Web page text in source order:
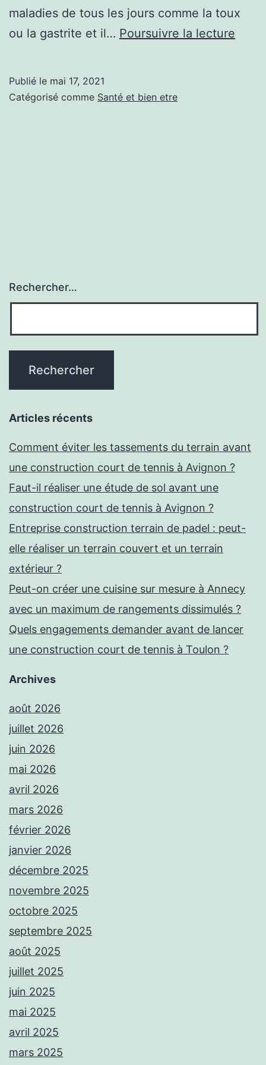
maladies de tous les jours comme la toux
ou la gastrite et il… Poursuivre la lecture
Publié le mai 17, 2021
Catégorisé comme Santé et bien etre
Rechercher…
Articles récents
Comment éviter les tassements du terrain avant
une construction court de tennis à Avignon ?
Faut-il réaliser une étude de sol avant une
construction court de tennis à Avignon ?
Entreprise construction terrain de padel : peut-
elle réaliser un terrain couvert et un terrain
extérieur ?
Peut-on créer une cuisine sur mesure à Annecy
avec un maximum de rangements dissimulés ?
Quels engagements demander avant de lancer
une construction court de tennis à Toulon ?
Archives
août 2026
juillet 2026
juin 2026
mai 2026
avril 2026
mars 2026
février 2026
janvier 2026
décembre 2025
novembre 2025
octobre 2025
septembre 2025
août 2025
juillet 2025
juin 2025
mai 2025
avril 2025
mars 2025